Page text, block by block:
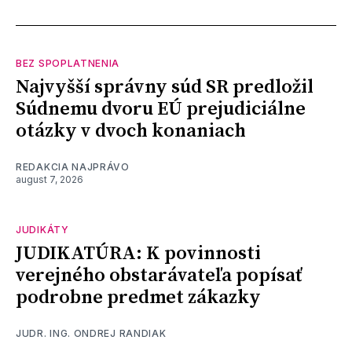
BEZ SPOPLATNENIA
Najvyšší správny súd SR predložil
Súdnemu dvoru EÚ prejudiciálne
otázky v dvoch konaniach
REDAKCIA NAJPRÁVO
august 7, 2026
JUDIKÁTY
JUDIKATÚRA: K povinnosti
verejného obstarávateľa popísať
podrobne predmet zákazky
JUDR. ING. ONDREJ RANDIAK